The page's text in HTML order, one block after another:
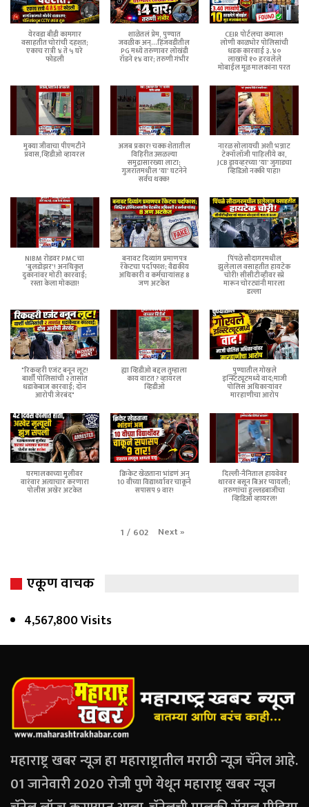
येरवडा बीडी कामगार
वसाहतीत चोरांची दहशत;
एकाच रात्री ४ ते ५ घरे
फोडली
शाळेतलं प्रेम, पुण्यात
जवळीक अन्...हिंजवडीतील
PG मध्ये तरुणावर लोखंडी
रॉडने १४ वार; तरुणी गंभीर
CEIR पोर्टलचा कमाल!
लोणी काळभोर पोलिसांची
धडक कारवाई ३.४०
लाखांचे १० हरवलेले
मोबाईल मूळ मालकांना परत
मुक्या जीवाचा पीएमटीने
प्रवास,व्हिडीओ व्हायरल
अजब प्रकार! चक्क शेतातील
विहिरीत उसळल्या
समुद्रासारख्या लाटा;
गुजरातमधील 'या' घटनेने
सर्वच थक्क!
नारळ सोलायची अशी भन्नाट
टेक्नॉलॉजी पाहिलीये का,
JCB ड्रायव्हरच्या 'या' जुगाडचा
व्हिडिओ नक्की पाहा!
NIBM रोडवर PMC चा
'बुलडोझर'! अनधिकृत
दुकानांवर मोठी कारवाई;
रस्ता केला मोकळा!
बनावट दिव्यांग प्रमाणपत्र
रॅकेटचा पर्दाफाश; वैद्यकीय
अधिकारी व कर्मचाऱ्यांसह 8
जण अटकेत
पिंपळे सौदागरमधील
झुलेलाल वसाहतीत हायटेक
चोरी! सीसीटीव्हीवर स्प्रे
मारून चोरट्यांनी मारला
डल्ला
"रिकव्हरी एजंट बनून लूट!
बार्शी पोलिसांची २ तासांत
धडाकेबाज कारवाई; दोन
आरोपी जेरबंद"
ह्या व्हिडीओ बद्दल तुम्हाला
काय वाटत ? व्हायरल
व्हिडीओ
पुण्यातील गोखले
इन्स्टिट्यूटमध्ये वाद;माजी
पोलिस अधिकाऱ्यांवर
मारहाणीचा आरोप
घरमालकाच्या मुलीवर
वारंवार अत्याचार करणारा
पोलीस अखेर अटकेत
क्रिकेट खेळताना भांडणं अन्
10 वीच्या विद्यार्थ्यावर चाकूने
सपासप 9 वार!
दिल्ली-नैनिताल हायवेवर
थारवर बसून बिअर प्यायली;
तरुणांचा हुल्लडबाजीचा
व्हिडिओ व्हायरल!
1 / 602 Next»
एकूण वाचक
4,567,800 Visits
महाराष्ट्र खबर न्यूज हा महाराष्ट्रातील मराठी न्यूज चॅनेल आहे.
01 जानेवारी 2020 रोजी पुणे येथून महाराष्ट्र खबर न्यूज